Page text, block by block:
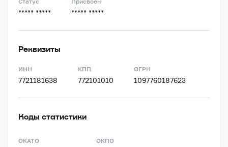
***** ***** ***** *****
Реквизиты
ИНН
7721181638
КПП
772101010
ОГРН
1097760187623
Коды статистики
ОКАТО ОКПО